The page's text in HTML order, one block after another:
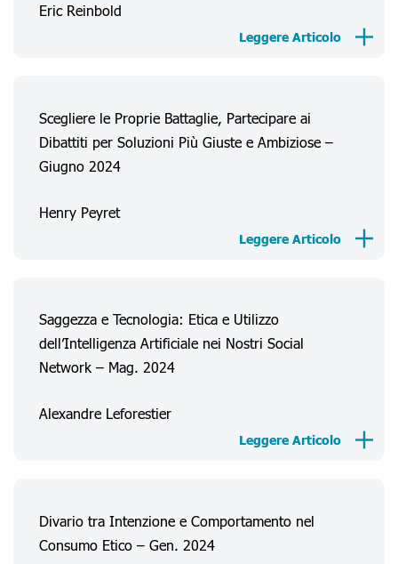
Eric Reinbold
Leggere Articolo
Scegliere le Proprie Battaglie, Partecipare ai
Dibattiti per Soluzioni Più Giuste e Ambiziose –
Giugno 2024
Henry Peyret
Leggere Articolo
Saggezza e Tecnologia: Etica e Utilizzo
dell’Intelligenza Artificiale nei Nostri Social
Network – Mag. 2024
Alexandre Leforestier
Leggere Articolo
Divario tra Intenzione e Comportamento nel
Consumo Etico – Gen. 2024